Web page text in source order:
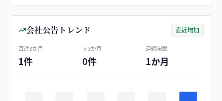
会社公告トレンド 直近増加
直近3か月
1件
前3か月
0件
連続掲載
1か月